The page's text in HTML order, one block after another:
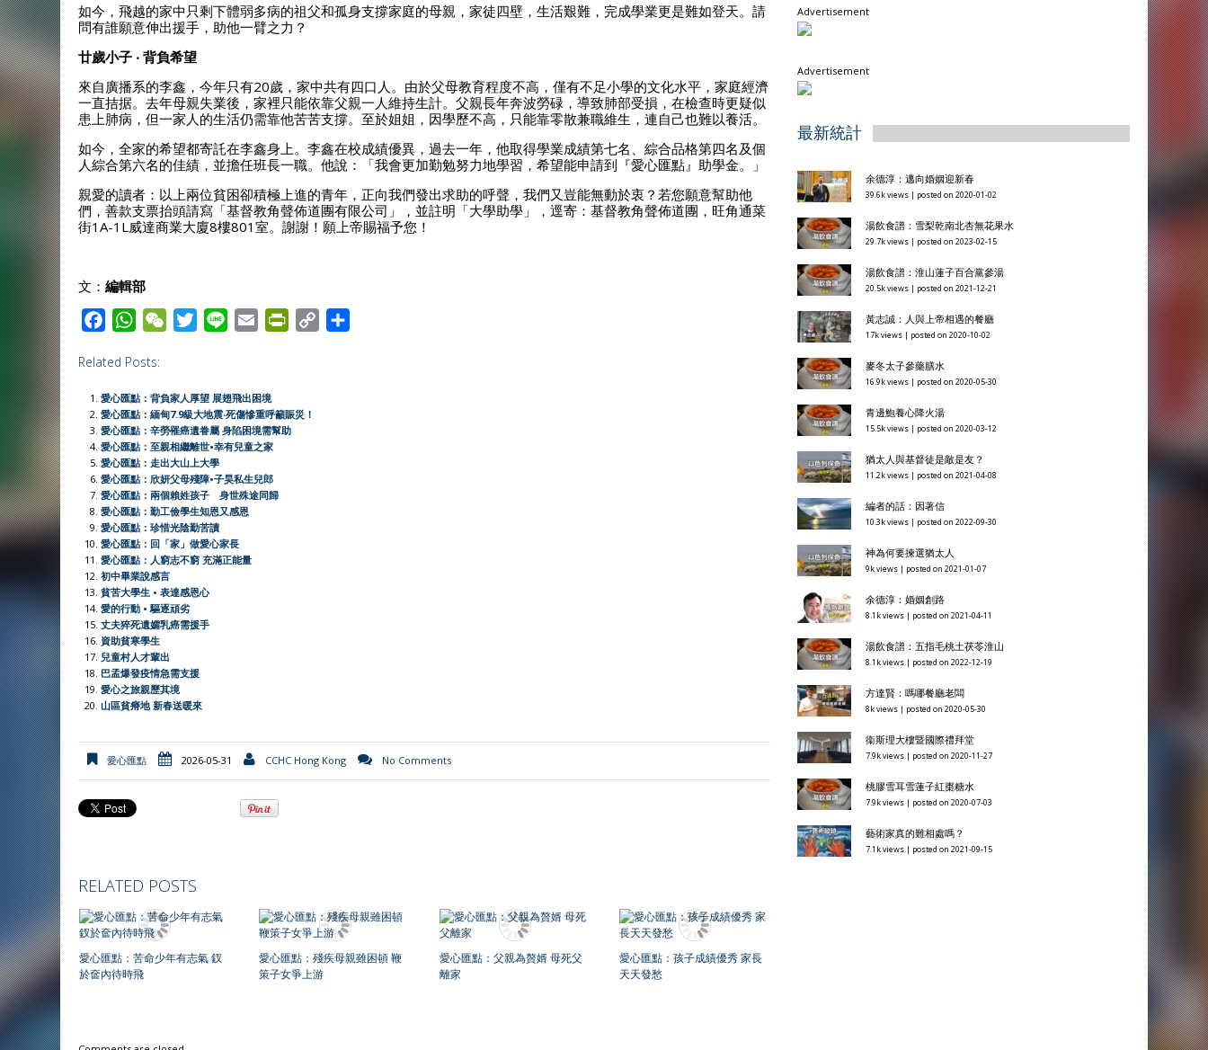
如今，飛越的家中只剩下體弱多病的祖父和孤身支撐家庭的母親，家徒四壁，生活艱難，完成學業更是難如登天。請
問有誰願意伸出援手，助他一臂之力？
廿歲小子 ‧ 背負希望
來自廣播系的李鑫，今年只有20歲，家中共有四口人。由於父母教育程度不高，僅有不足小學的文化水平，家庭經濟
一直拮据。去年母親失業後，家裡只能依靠父親一人維持生計。父親長年奔波勞碌，導致肺部受損，在檢查時更疑似
患上肺病，但一家人的生活仍需靠他苦苦支撐。至於姐姐，因學歷不高，只能靠零散兼職維生，連自己也難以養活。
如今，全家的希望都寄託在李鑫身上。李鑫在校成績優異，過去一年，他取得學業成績第七名、綜合品格第四名及個
人綜合第六名的佳績，並擔任班長一職。他說：「我會更加勤勉努力地學習，希望能申請到『愛心匯點』助學金。」
親愛的讀者：以上兩位貧困卻積極上進的青年，正向我們發出求助的呼聲，我們又豈能無動於衷？若您願意幫助他
們，善款支票抬頭請寫「基督教角聲佈道團有限公司」，並註明「大學助學」，逕寄：基督教角聲佈道團，旺角通菜
街1A-1L威達商業大廈8樓801室。謝謝！願上帝賜福予您！
文： 編輯部
c
e
b
o
o
k
W
a
t
s
A
p
p
W
h
a
t
t
t
e
r
e
i
l
t
F
Related Posts:
愛心匯點：背負家人厚望 展翅飛出困境
愛心匯點：緬甸7.9級大地震‧死傷慘重呼籲賑災！
愛心匯點：辛勞罹癌遺眷屬 身陷困境需幫助
愛心匯點：至親相繼離世•幸有兒童之家
愛心匯點：走出大山上大學
愛心匯點：欣妍父母殘障•子昊私生兒郎
愛心匯點：兩個賴姓孩子 身世殊途同歸
愛心匯點：勤工儉學生知恩又感恩
愛心匯點：珍惜光陰勤苦讀
愛心匯點：回「家」做愛心家長
愛心匯點：人窮志不窮 充滿正能量
初中畢業說感言
貧苦大學生 • 表達感恩心
愛的行動 • 驅逐頑劣
丈夫猝死遺孀乳癌需援手
資助貧寒學生
兒童村人才輩出
巴孟爆發疫情急需支援
愛心之旅親歷其境
山區貧瘠地 新春送暖來
愛心匯點 2026-05-31 CCHC Hong Kong No Comments
RELATED POSTS
愛心匯點：苦命少年有志氣 釵
於奩內待時飛
愛心匯點：殘疾母親雖困頓 鞭
策子女爭上游
愛心匯點：父親為贅婿 母死父
離家
愛心匯點：孩子成績優秀 家長
天天發愁
Advertisement
Advertisement
最新統計
余德淳：邁向婚姻迎新春
39.6k views posted on 2020-01-02
湯飲食譜：雪梨乾南北杏無花果水
29.7k views posted on 2023-02-15
湯飲食譜：淮山蓮子百合黨參湯
20.5k views posted on 2021-12-21
黃志誠：人與上帝相遇的餐廳
17k views posted on 2020-10-02
麥冬太子參藥膳水
16.9k views posted on 2020-05-30
青邊鮑養心降火湯
15.5k views posted on 2020-03-12
猶太人與基督徒是敵是友？
11.2k views posted on 2021-04-08
編者的話：因著信
10.3k views posted on 2022-09-30
神為何要揀選猶太人
9k views posted on 2021-01-07
余德淳：婚姻創路
8.1k views posted on 2021-04-11
湯飲食譜：五指毛桃土茯苓淮山
8.1k views posted on 2022-12-19
方達賢：嗎哪餐廳老闆
8k views posted on 2020-05-30
衞斯理大樓暨國際禮拜堂
7.9k views posted on 2020-11-27
桃膠雪耳雪蓮子紅棗糖水
7.9k views posted on 2020-07-03
藝術家真的難相處嗎？
7.1k views posted on 2021-09-15